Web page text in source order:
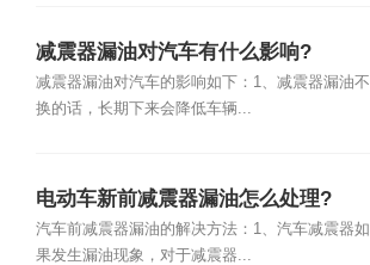
减震器漏油对汽车有什么影响?
减震器漏油对汽车的影响如下：1、减震器漏油不
换的话，长期下来会降低车辆...
电动车新前减震器漏油怎么处理?
汽车前减震器漏油的解决方法：1、汽车减震器如
果发生漏油现象，对于减震器...